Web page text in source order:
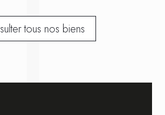
tous nos biens